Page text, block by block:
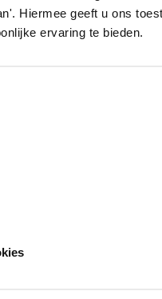
Hiermee geeft u ons
ervaring te bieden.